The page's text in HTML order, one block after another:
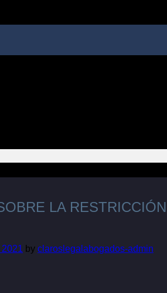
LA
by claroslegalabogados-admin